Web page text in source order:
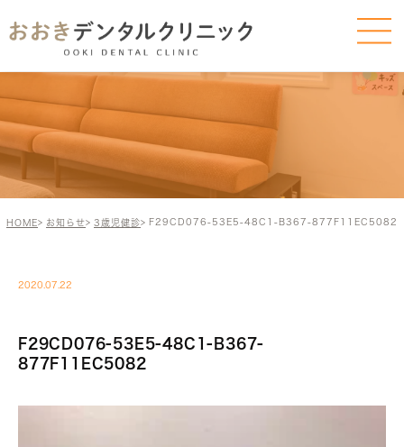
HOME お知らせ 3歳児健診 F29CD076-53E5-48C1-B367-877F11EC5082
2020.07.22
F29CD076-53E5-48C1-B367-
877F11EC5082